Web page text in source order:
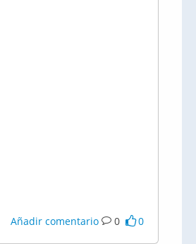
Añadir comentario 0 0